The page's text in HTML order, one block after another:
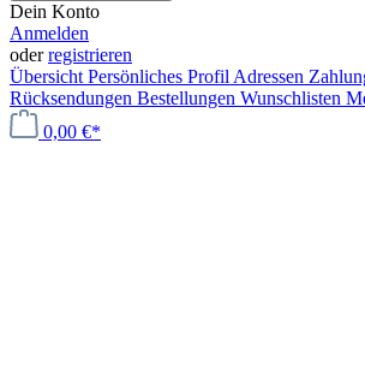
Dein Konto
Anmelden
oderregistrieren
Übersicht Persönliches Profil Adressen
Rücksendungen Bestellungen Wunschlisten
0,00 €*